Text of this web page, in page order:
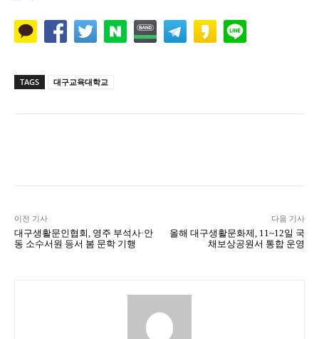
TAGS 대구교육대학교
이전 기사
대구생활문인협회, 영주 부석사·안
동 소수서원 등서 봄 문학 기행
다음 기사
올해 대구생활문화제, 11~12일 국
채보상공원서 통합 운영